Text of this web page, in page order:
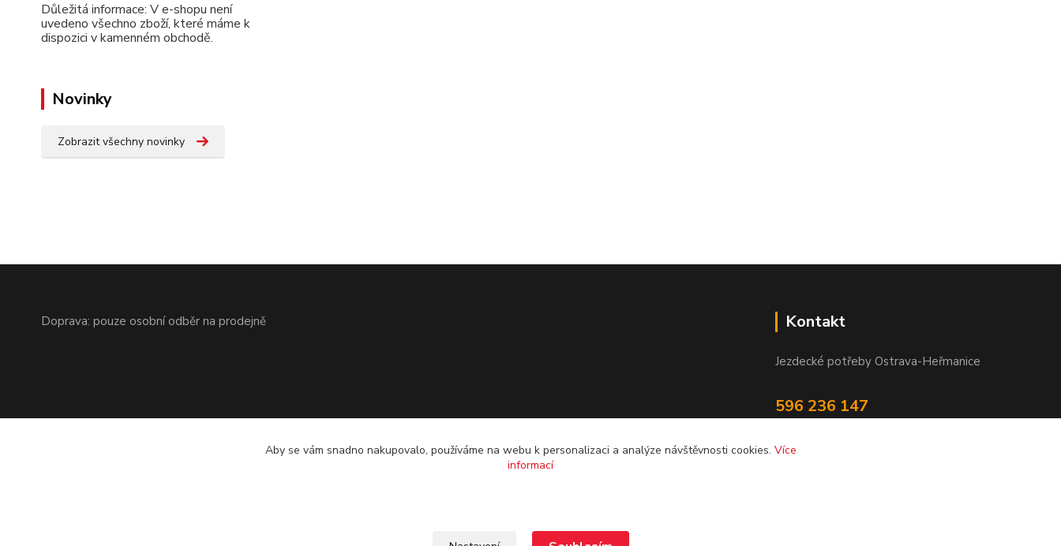
Důležitá informace: V e-shopu není
uvedeno všechno zboží, které máme k
dispozici v kamenném obchodě.
Novinky
Zobrazit všechny novinky
Doprava: pouze osobní odběr na prodejně Kontakt
Jezdecké potřeby Ostrava-Heřmanice
596 236 147
Aby se vám snadno nakupovalo, používáme na webu k personalizaci a analýze návštěvnosti cookies. Více
informací